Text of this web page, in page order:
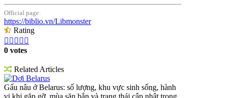
Official page:
https://biblio.vn/Libmonster
Rating
    
0 votes
Related Articles
Dơi Belarus
Gấu nâu ở Belarus: số lượng, khu vực sinh sống, hành
vi khi gặp gỡ, mùa săn bắn và trạng thái cập nhật trong